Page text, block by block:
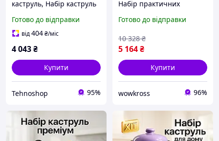
каструль, Набір каструль
Комплект металевих RX-
64
Готово до відправки
від404₴/міс
4 043₴
Купити
Tehnoshop 95%
Набір практичних
антипригарним
Готово до відправки
5 164₴
10 328 ₴
Купити
wowkross 96%